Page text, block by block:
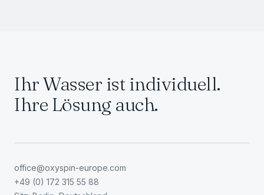
Ihr Wasser ist individuell.
Ihre Lösung auch.
office@oxyspin-europe.com
+49 (0) 172 315 55 88